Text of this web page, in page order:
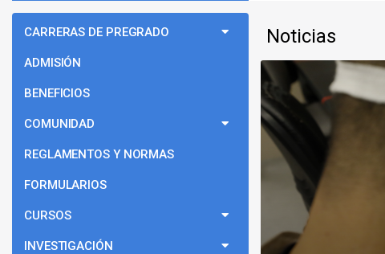
Noticias
CARRERAS DE PREGRADO
ADMISIÓN
BENEFICIOS
COMUNIDAD
REGLAMENTOS Y NORMAS
FORMULARIOS
CURSOS
INVESTIGACIÓN